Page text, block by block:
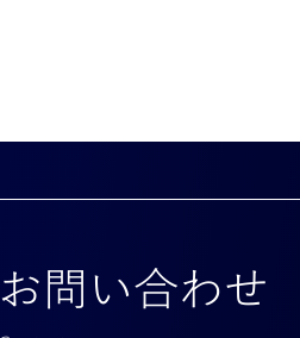
お問い合わせ